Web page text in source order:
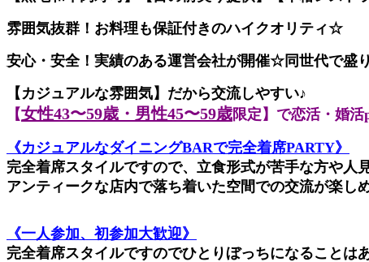
雰囲気抜群！お料理も保証付きのハイクオリティ☆
安心・安全！実績のある運営会社が開催☆同世代で盛
【カジュアルな雰囲気】だから交流しやすい♪
【女性43〜59歳・男性45〜59歳限定】で恋活・婚
《カジュアルなダイニングBARで完全着席PARTY》
完全着席スタイルですので、立食形式が苦手な方や人
アンティークな店内で落ち着いた空間での交流が楽し
《一人参加、初参加大歓迎》
完全着席スタイルですのでひとりぼっちになることは